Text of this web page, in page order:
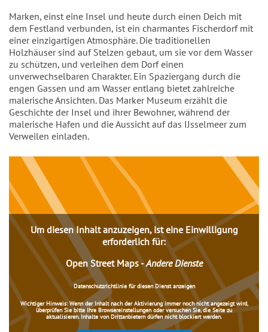
Einleitung
Marken, einst eine Insel und heute durch einen Deich mit
dem Festland verbunden, ist ein charmantes Fischerdorf mit
einer einzigartigen Atmosphäre. Die traditionellen
Holzhäuser sind auf Stelzen gebaut, um sie vor dem Wasser
zu schützen, und verleihen dem Dorf einen
unverwechselbaren Charakter. Ein Spaziergang durch die
engen Gassen und am Wasser entlang bietet zahlreiche
malerische Ansichten. Das Marker Museum erzählt die
Geschichte der Insel und ihrer Bewohner, während der
malerische Hafen und die Aussicht auf das IJsselmeer zum
Verweilen einladen.
Inhalt
Um diesen Inhalt anzuzeigen, ist eine Einwilligung
erforderlich für:
Open Street Maps-Andere Dienste
Datenschutzrichtlinie für diesen Dienst anzeigen
Wichtiger Hinweis:Wenn der Inhalt nach der Aktivierung immer noch nicht angezeigt wird,
überprüfen Sie bitte Ihre Browsereinstellungen oder versuchen Sie, die Seite zu
aktualisieren. Inhalte von Drittanbietern dürfen nicht blockiert werden.